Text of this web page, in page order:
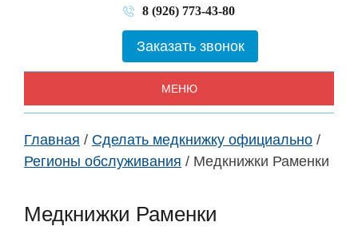
8 (926) 773-43-80
Заказать звонок
МЕНЮ
Главная / Сделать медкнижку официально /
Регионы обслуживания / Медкнижки Раменки
Медкнижки Раменки